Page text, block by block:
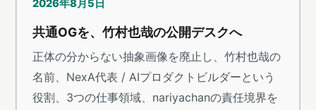
2026年8月5日
共通OGを、竹村也哉の公開デスクへ
正体の分からない抽象画像を廃止し、竹村也哉の
名前、NexA代表 / AIプロダクトビルダーという
役割、3つの仕事領域、nariyachanの責任境界を